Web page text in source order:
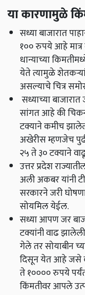
या कारणामुळे
सध्या बाजारात
१०० रुपये आहे मात्र
धान्याच्या
येते त्यामुळे
असल्याचे चित्र
सध्याच्या
सांगत आहे की चिकन
टक्याने कमीच
अखेरीस म्हणजेच
२५ ते ३० टक्याने
उत्तर प्रदेश
अली अकबर यांनी
सरकारने जरी
सोयमिल येईल.
सध्या आपण जर
टक्यांनी वाढ
गेले तर सोयाबीन
दिसून येत आहे जसे
ते १०००० रुपये
किंमतीवर आपले